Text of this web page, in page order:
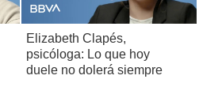
Elizabeth Clapés,
psicóloga: Lo que hoy
duele no dolerá siempre